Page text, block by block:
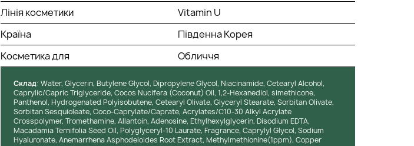
Лінія косметики
Vitamin U
Країна
Південна Корея
Косметика для
Обличчя
Cклад: Water, Glycerin, Butylene Glycol, Dipropylene Glycol, Niacinamide, Cetearyl Alcohol,
Caprylic/Capric Triglyceride, Cocos Nucifera (Coconut) Oil, 1,2-Hexanediol, simethicone,
Panthenol, Hydrogenated Polyisobutene, Cetearyl Olivate, Glyceryl Stearate, Sorbitan Olivate,
Sorbitan Sesquioleate, Coco-Caprylate/Caprate, Acrylates/C10-30 Alkyl Acrylate
Crosspolymer, Tromethamine, Allantoin, Adenosine, Ethylhexylglycerin, Disodium EDTA,
Macadamia Ternifolia Seed Oil, Polyglyceryl-10 Laurate, Fragrance, Caprylyl Glycol, Sodium
Hyaluronate, Anemarrhena Asphodeloides Root Extract, Methylmethionine(1ppm), Copper